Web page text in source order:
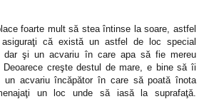
foarte mult să stea întinse la soare, astfel
că există un astfel de loc special
dar şi un acvariu în care apa să fie mereu
Deoarece creşte destul de mare, e bine să îi
un acvariu încăpător în care să poată înota
un loc unde să iasă la suprafaţă.